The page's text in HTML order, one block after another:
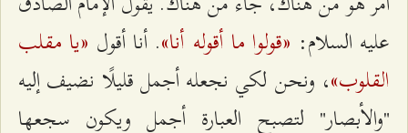
عليه السلام: «قولوا ما أقوله أنا». أنا أقول «يا مقلب
القلوب»، ونحن لكي نجعله أجمل قليلًا نضيف إليه
"والأبصار" لتصبح العبارة أجمل ويكون سجعها